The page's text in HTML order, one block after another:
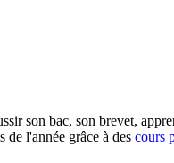
son bac, son brevet,
de l'année grâce à des cours